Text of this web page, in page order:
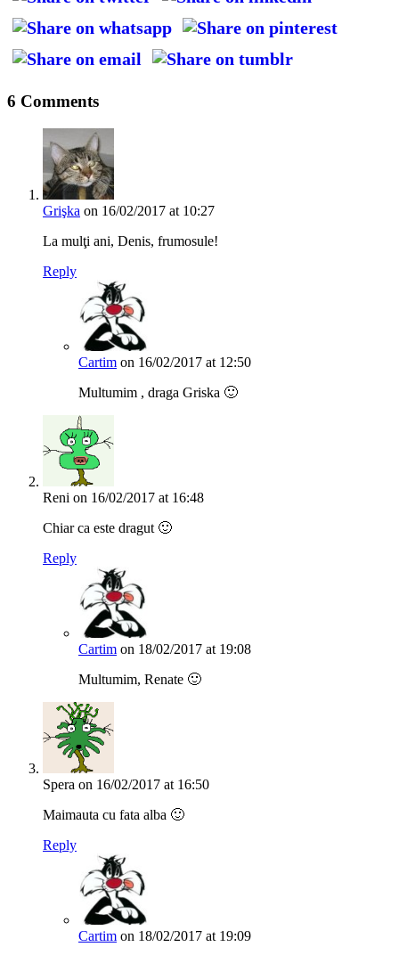
6 Comments
Grişka on 16/02/2017 at 10:27
La mulţi ani, Denis, frumosule!
Reply
Cartim on 16/02/2017 at 12:50
Multumim , draga Griska 🙂
Reni on 16/02/2017 at 16:48
Chiar ca este dragut 🙂
Reply
Cartim on 18/02/2017 at 19:08
Multumim, Renate 🙂
Spera on 16/02/2017 at 16:50
Maimauta cu fata alba 🙂
Reply
Cartim on 18/02/2017 at 19:09